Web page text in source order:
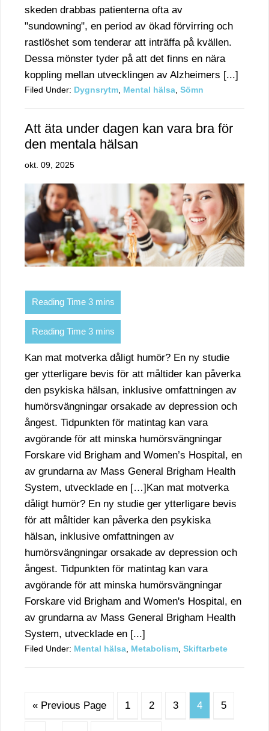
skeden drabbas patienterna ofta av
"sundowning", en period av ökad förvirring och
rastlöshet som tenderar att inträffa på kvällen.
Dessa mönster tyder på att det finns en nära
koppling mellan utvecklingen av Alzheimers [...]
Filed Under: Dygnsrytm Mental hälsa Sömn
Att äta under dagen kan vara bra för
den mentala hälsan
okt. 09, 2025
Kan mat motverka dåligt humör? En ny studie
ger ytterligare bevis för att måltider kan påverka
den psykiska hälsan, inklusive omfattningen av
humörsvängningar orsakade av depression och
ångest. Tidpunkten för matintag kan vara
avgörande för att minska humörsvängningar
Forskare vid Brigham and Women’s Hospital, en
av grundarna av Mass General Brigham Health
System, utvecklade en […]Kan mat motverka
dåligt humör? En ny studie ger ytterligare bevis
för att måltider kan påverka den psykiska
hälsan, inklusive omfattningen av
humörsvängningar orsakade av depression och
ångest. Tidpunkten för matintag kan vara
avgörande för att minska humörsvängningar
Forskare vid Brigham and Women's Hospital, en
av grundarna av Mass General Brigham Health
System, utvecklade en [...]
Filed Under: Mental hälsa Metabolism Skiftarbete
« Previous Page 1 2 3 4 5